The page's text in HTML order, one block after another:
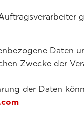
Daten
Zwecke der
der Daten